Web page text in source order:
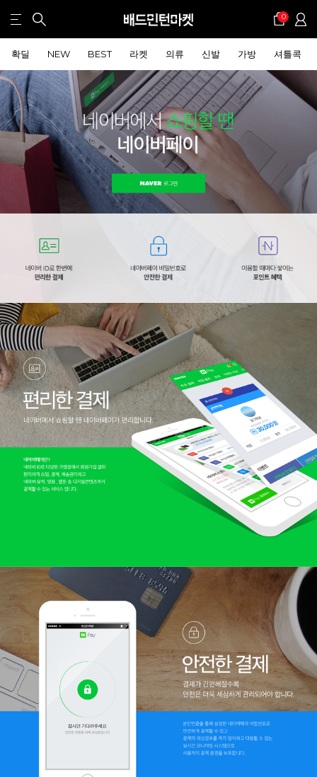
0
확딜 NEW BEST 라켓 의류 신발 가방 셔틀콕